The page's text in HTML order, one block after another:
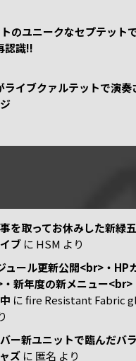
のユニークなセプテット
認識!!
ライブクァルテットで演奏
を取ってお休みした新緑
ブ に HSM より
ュール更新公開<br>・HP
新年度の新メニュー<br>
にfire Resistant Fabric
ー新ユニットで臨んだバ
ズ に 匿名 より